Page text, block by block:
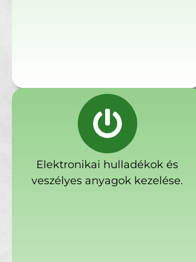
Elektronikai hulladékok és
veszélyes anyagok kezelése.